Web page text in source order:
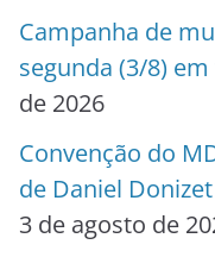
Campanha de
segunda (3/8)
de 2026
Convenção do
de Daniel
3 de agosto de